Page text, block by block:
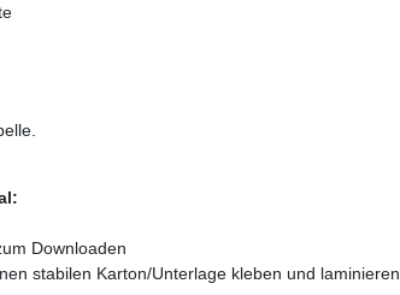
Downloaden
stabilen Karton/Unterlage kleben und laminieren